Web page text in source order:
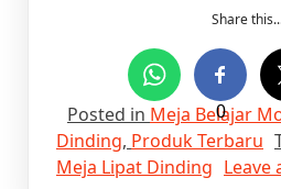
Share
0
Posted in Meja Belajar
Dinding, Produk Terbaru
Meja Lipat Dinding Leave